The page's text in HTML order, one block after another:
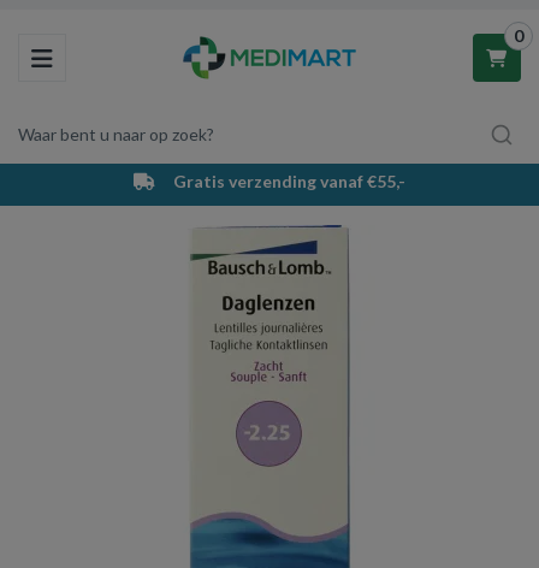
Toggle navigation
Waar bent u naar op zoek?
0
Winkelwagen
Uw winkelwagen is leeg.
Vul hem met producten.
Gratis verzending vanaf €55,-